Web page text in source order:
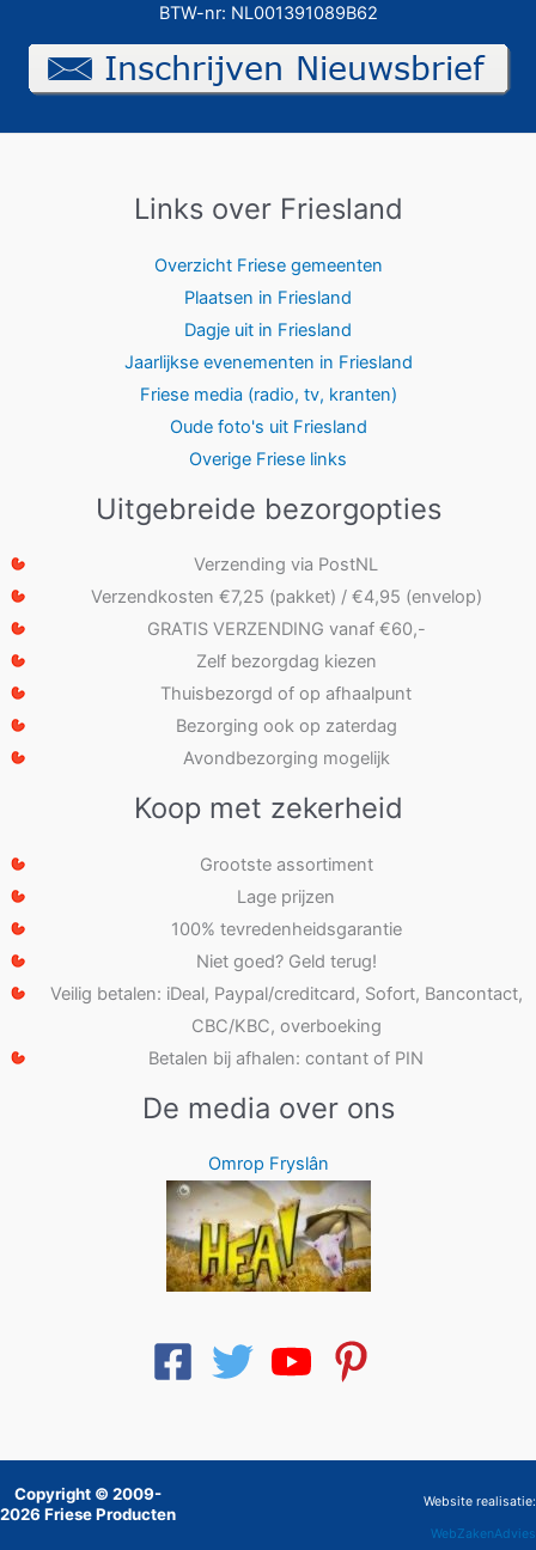
BTW-nr: NL001391089B62
Links over Friesland
Overzicht Friese gemeenten
Plaatsen in Friesland
Dagje uit in Friesland
Jaarlijkse evenementen in Friesland
Friese media (radio, tv, kranten)
Oude foto's uit Friesland
Overige Friese links
Uitgebreide bezorgopties
Verzending via PostNL
Verzendkosten €7,25 (pakket) / €4,95 (envelop)
GRATIS VERZENDING vanaf €60,-
Zelf bezorgdag kiezen
Thuisbezorgd of op afhaalpunt
Bezorging ook op zaterdag
Avondbezorging mogelijk
Koop met zekerheid
Grootste assortiment
Lage prijzen
100% tevredenheidsgarantie
Niet goed? Geld terug!
Veilig betalen: iDeal, Paypal/creditcard, Sofort, Bancontact,
CBC/KBC, overboeking
Betalen bij afhalen: contant of PIN
De media over ons
Omrop Fryslân
Website realisatie:
WebZakenAdvies
Copyright © 2009-
2026 Friese Producten